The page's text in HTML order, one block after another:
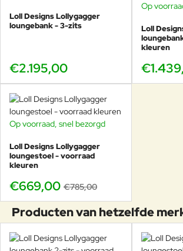
Loll Designs Lollygagger
loungebank - 3-zits
€2.195,00
Op
Loll
kleuren
-15%
Op voorraad, snel bezorgd
Loll Designs Lollygagger
loungestoel - voorraad
kleuren
€669,00 €785,00
Producten van hetzelfde